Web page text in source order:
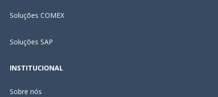
Soluções COMEX
Soluções SAP
INSTITUCIONAL
Sobre nós